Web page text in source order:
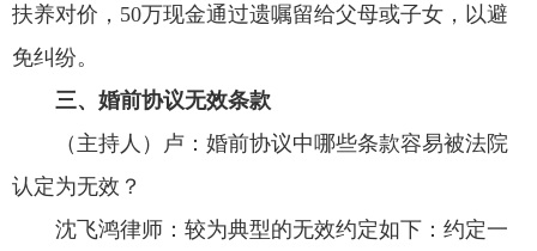
扶养对价，50万现金通过遗嘱留给父母或子女，以避
免纠纷。
三、婚前协议无效条款
（主持人）卢： 婚前协议中哪些条款容易被法院
认定为无效？
沈飞鸿律师： 较为典型的无效约定如下：约定一